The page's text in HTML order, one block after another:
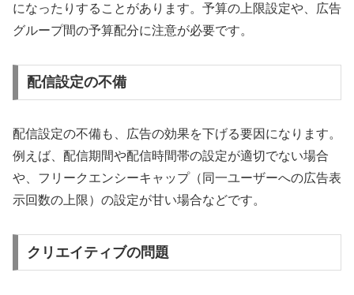
になったりすることがあります。予算の上限設定や、広告
グループ間の予算配分に注意が必要です。
配信設定の不備
配信設定の不備も、広告の効果を下げる要因になります。
例えば、配信期間や配信時間帯の設定が適切でない場合
や、フリークエンシーキャップ（同一ユーザーへの広告表
示回数の上限）の設定が甘い場合などです。
クリエイティブの問題